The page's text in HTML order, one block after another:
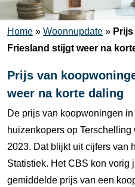
Home » Woonnupdate »
Friesland stijgt weer na
Prijs van
weer na korte daling
De prijs van koopwoningen
huizenkopers op
2023. Dat blijkt uit cijfers van
Statistiek. Het CBS kon vorig
gemiddelde prijs van een